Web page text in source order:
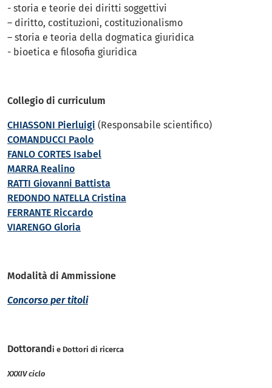
- storia e teorie dei diritti soggettivi
– diritto, costituzioni, costituzionalismo
– storia e teoria della dogmatica giuridica
- bioetica e filosofia giuridica
Collegio di curriculum
CHIASSONI Pierluigi (Responsabile scientifico)
COMANDUCCI Paolo
FANLO CORTES Isabel
MARRA Realino
RATTI Giovanni Battista
REDONDO NATELLA Cristina
FERRANTE Riccardo
VIARENGO Gloria
Modalità di Ammissione
Concorso per titoli
Dottorandi e Dottori di ricerca
XXXIV ciclo